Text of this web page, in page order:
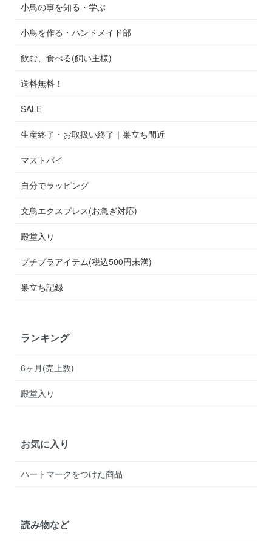
小鳥の事を知る・学ぶ
小鳥を作る・ハンドメイド部
飲む、食べる(飼い主様)
送料無料！
SALE
生産終了・お取扱い終了｜巣立ち間近
マストバイ
自分でラッピング
文鳥エクスプレス(お急ぎ対応)
殿堂入り
プチプラアイテム(税込500円未満)
巣立ち記録
ランキング
6ヶ月(売上数)
殿堂入り
お気に入り
ハートマークをつけた商品
読み物など